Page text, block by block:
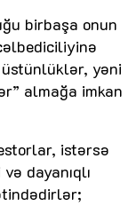
birbaşa onun
yəni
almağa imkan
istərsə
dayanıqlı